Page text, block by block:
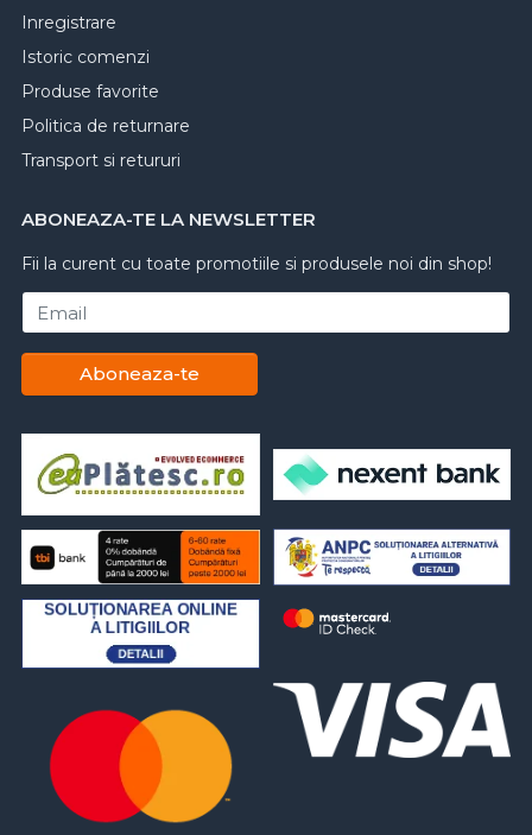
Inregistrare
Istoric comenzi
Produse favorite
Politica de returnare
Transport si retururi
ABONEAZA-TE LA NEWSLETTER
Fii la curent cu toate promotiile si produsele noi din shop!
Email
Aboneaza-te